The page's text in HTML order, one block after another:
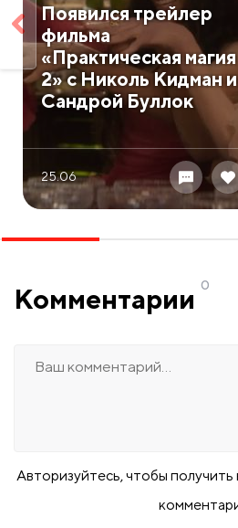
Появился трейлер
фильма
«Практическая магия
2» с Николь Кидман и
Сандрой Буллок
25.06
Комментарии 0
Авторизуйтесь, чтобы